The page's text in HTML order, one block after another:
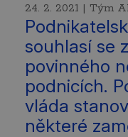
24. 2. 2021 | Tým
souhlasí se
povinného
podnicích.
vláda
některé